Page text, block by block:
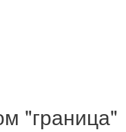
"граница"